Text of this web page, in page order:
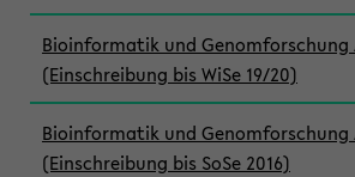
Bioinformatik und Genomforschung
(Einschreibung bis WiSe 19/20)
Bioinformatik und Genomforschung
(Einschreibung bis SoSe 2016)